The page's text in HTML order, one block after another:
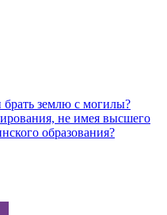
землю с могилы?
не имея высшего
образования?